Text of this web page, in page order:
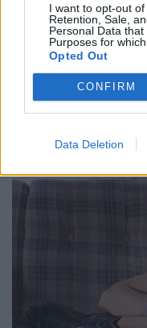
I want to opt-out of
Retention, Sale,
Personal Data
Purposes for
Opted Out
CONFIRM
Data Deletion